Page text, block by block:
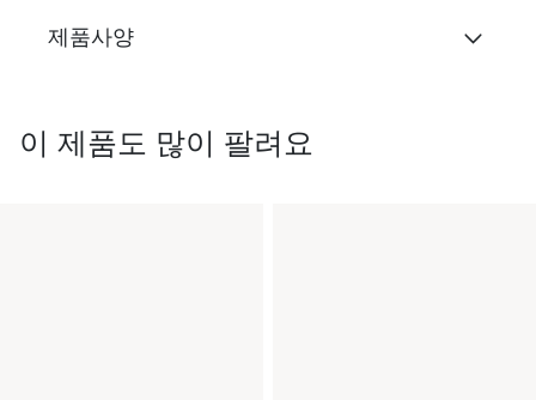
제품사양
이 제품도 많이 팔려요